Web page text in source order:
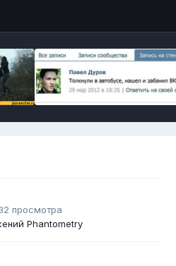
просмотра
Phantometry